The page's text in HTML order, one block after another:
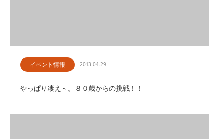
イベント情報 2013.04.29
やっぱり凄え～。８０歳からの挑戦！！